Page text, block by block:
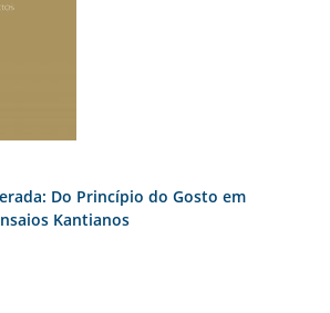
Do Princípio do Gosto em
Kantianos